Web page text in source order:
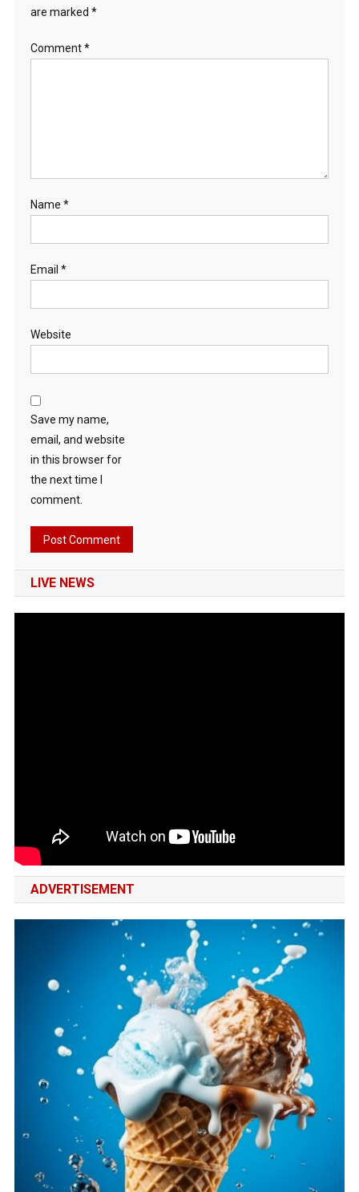
are marked *
Comment*
Name *
Email *
Website
Save my name,
email, and website
in this browser for
the next time I
comment.
LIVE NEWS
ADVERTISEMENT